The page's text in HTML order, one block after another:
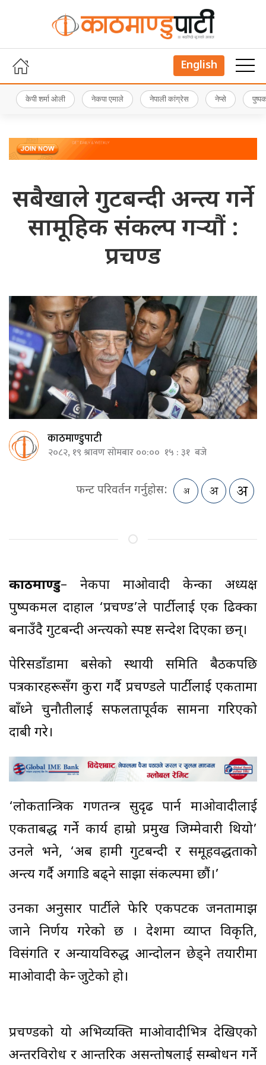
English
केपी शर्मा ओली नेकपा एमाले नेपाली कांग्रेस नेप्से
सबैखाले गुटबन्दी अन्त्य गर्ने
सामूहिक संकल्प गर्‍यौं :
प्रचण्ड
काठमाण्डुपाटी
२०८२, १९ श्रावण सोमबार ००:०० १५ : ३१ बजे
फन्ट परिवर्तन गर्नुहोस:
काठमाण्डु– नेकपा माओवादी केन्द्रका अध्यक्ष
पुष्पकमल दाहाल ‘प्रचण्ड’ले पार्टीलाई एक ढिक्का
बनाउँदै गुटबन्दी अन्त्यको स्पष्ट सन्देश दिएका छन्।
पेरिसडाँडामा बसेको स्थायी समिति बैठकपछि
पत्रकारहरूसँग कुरा गर्दै प्रचण्डले पार्टीलाई एकतामा
बाँध्ने चुनौतीलाई सफलतापूर्वक सामना गरिएको
दाबी गरे।
‘लोकतान्त्रिक गणतन्त्र सुदृढ पार्न माओवादीलाई
एकताबद्ध गर्ने कार्य हाम्रो प्रमुख जिम्मेवारी थियो’
उनले भने, ‘अब हामी गुटबन्दी र समूहवद्धताको
अन्त्य गर्दै अगाडि बढ्ने साझा संकल्पमा छौं।’
उनका अनुसार पार्टीले फेरि एकपटक जनतामाझ
जाने निर्णय गरेको छ । देशमा व्याप्त विकृति,
विसंगति र अन्यायविरुद्ध आन्दोलन छेड्ने तयारीमा
माओवादी केन्द्र जुटेको हो।
प्रचण्डको यो अभिव्यक्ति माओवादीभित्र देखिएको
अन्तरविरोध र आन्तरिक असन्तोषलाई सम्बोधन गर्ने